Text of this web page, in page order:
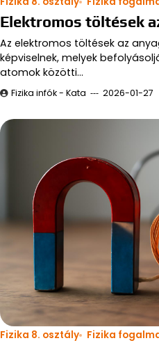
Elektromos töltések
Az elektromos töltések az
képviselnek, melyek
atomok közötti…
Fizika infók - Kata 2026-01-27
Fizika 8. osztály Fizika